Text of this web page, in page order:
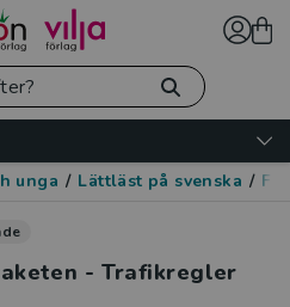
unga / Lättläst på svenska /
- Trafikregler